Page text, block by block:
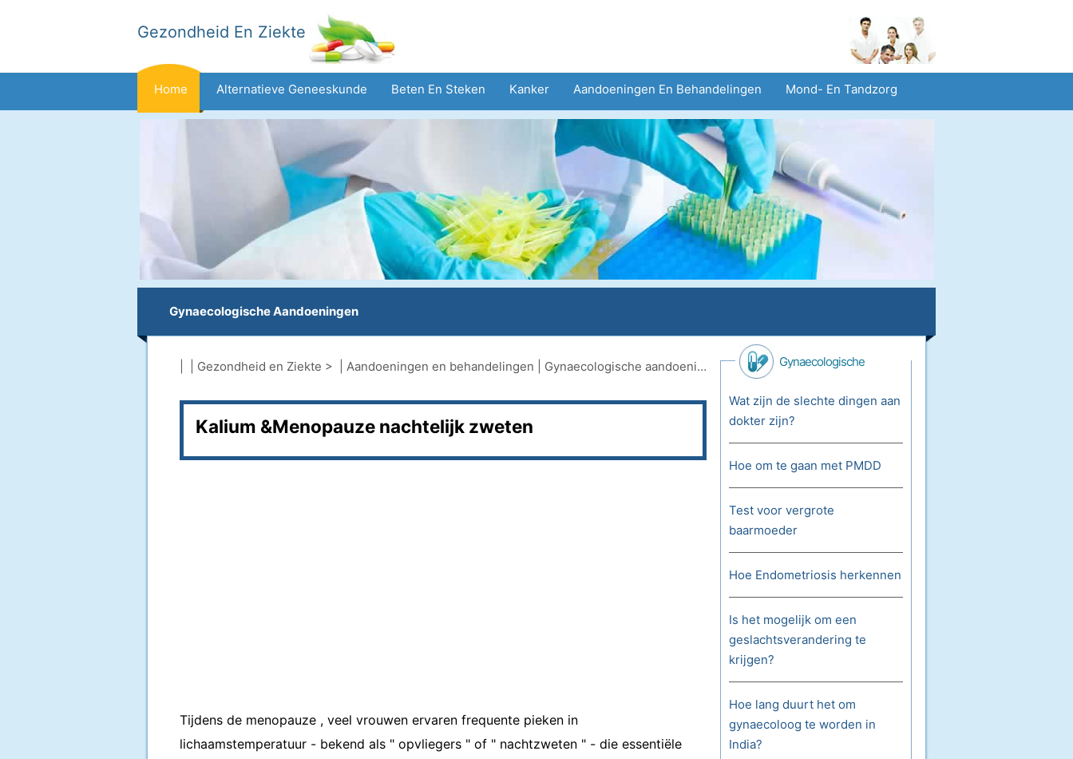
Gezondheid En Ziekte
Home Alternatieve Geneeskunde Beten En Steken Kanker Aandoeningen En Behandelingen Mond- En Tandzorg
Gezinsgezondheid Geestelijke Gezondheid Volksgezondheid En Veiligheid
Gynaecologische Aandoeningen
Gezondheid en Ziekte > | Aandoeningen en behandelingen Gynaecologische aandoeningen
Kalium &Menopauze nachtelijk zweten
Tijdens de menopauze , veel vrouwen ervaren frequente pieken in
lichaamstemperatuur - bekend als " opvliegers " of " nachtzweten " - die essentiële
Gynaecologische
Aandoeningen
Wat zijn de slechte dingen aan
dokter zijn?
Hoe om te gaan met PMDD
Test voor vergrote
baarmoeder
Hoe Endometriosis herkennen
Is het mogelijk om een ​​
geslachtsverandering te
krijgen?
Hoe lang duurt het om
gynaecoloog te worden in
India?